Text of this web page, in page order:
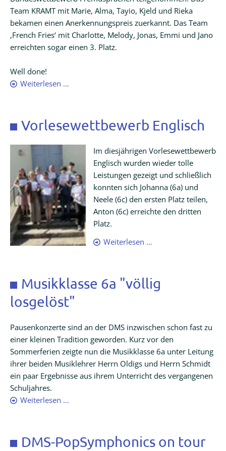
Schließfächer
SFZ
Team KRAMT mit Marie, Alma, Tayio, Kjeld und Rieka
bekamen einen Anerkennungspreis zuerkannt. Das Team
,French Fries‘ mit Charlotte, Melody, Jonas, Emmi und Jano
erreichten sogar einen 3. Platz.
Well done!
Weiterlesen …
Vorlesewettbewerb Englisch
Im diesjährigen Vorlesewettbewerb
Englisch wurden wieder tolle
Leistungen gezeigt und schließlich
konnten sich Johanna (6a) und
Neele (6c) den ersten Platz teilen,
Anton (6c) erreichte den dritten
Platz.
Weiterlesen …
Musikklasse 6a "völlig
losgelöst"
Pausenkonzerte sind an der DMS inzwischen schon fast zu
einer kleinen Tradition geworden. Kurz vor den
Sommerferien zeigte nun die Musikklasse 6a unter Leitung
ihrer beiden Musiklehrer Herrn Oldigs und Herrn Schmidt
ein paar Ergebnisse aus ihrem Unterricht des vergangenen
Schuljahres.
Weiterlesen …
losgelöst"
DMS-PopSymphonics on tour